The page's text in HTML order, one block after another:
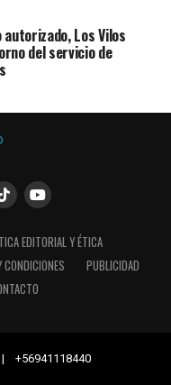
Los Vilos
del servicio de
EDITORIAL Y ÉTICA
CONDICIONES
PUBLICIDAD
+56941118440